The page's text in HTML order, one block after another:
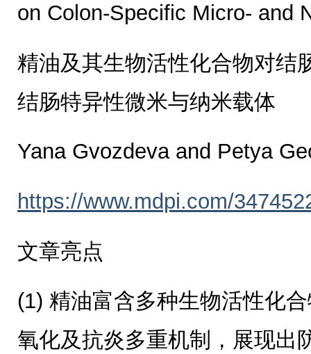
on Colon-Specific Micro- and
精油及其生物活性化合物对结
结肠特异性微米与纳米载体
Yana Gvozdeva and Petya
https://www.mdpi.com/
文章亮点
(1) 精油富含多种生物活性化
氧化及抗炎多重机制，展现出